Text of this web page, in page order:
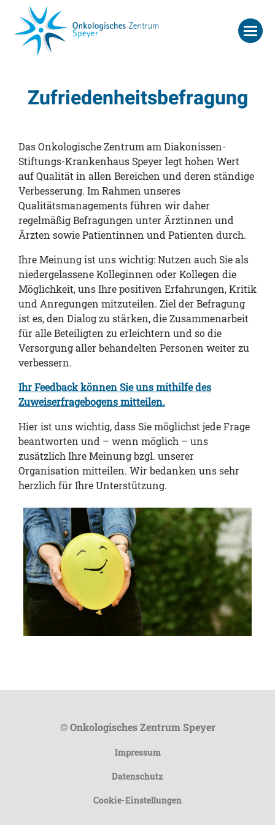
Zufriedenheitsbefragung
Das Onkologische Zentrum am Diakonissen-
Stiftungs-Krankenhaus Speyer legt hohen Wert
auf Qualität in allen Bereichen und deren ständige
Verbesserung. Im Rahmen unseres
Qualitätsmanagements führen wir daher
regelmäßig Befragungen unter Ärztinnen und
Ärzten sowie Patientinnen und Patienten durch.
Ihre Meinung ist uns wichtig: Nutzen auch Sie als
niedergelassene Kolleginnen oder Kollegen die
Möglichkeit, uns Ihre positiven Erfahrungen, Kritik
und Anregungen mitzuteilen. Ziel der Befragung
ist es, den Dialog zu stärken, die Zusammenarbeit
für alle Beteiligten zu erleichtern und so die
Versorgung aller behandelten Personen weiter zu
verbessern.
Ihr Feedback können Sie uns mithilfe des
Zuweiserfragebogens mitteilen.
Hier ist uns wichtig, dass Sie möglichst jede Frage
beantworten und – wenn möglich – uns
zusätzlich Ihre Meinung bzgl. unserer
Organisation mitteilen. Wir bedanken uns sehr
herzlich für Ihre Unterstützung.
© Onkologisches Zentrum Speyer
Impressum
Datenschutz
Cookie-Einstellungen